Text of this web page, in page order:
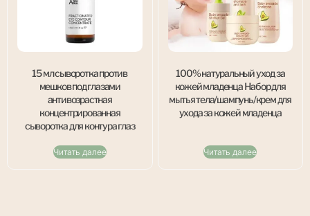
15 мл сыворотка против
мешков под глазами
антивозрастная
концентрированная
сыворотка для контура глаз
Читать далее
100% натуральный уход за
кожей младенца Набор для
мытья тела/шампунь/крем для
ухода за кожей младенца
Читать далее